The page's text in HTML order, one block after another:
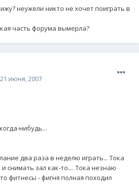
неужели никто не хочет поиграть в
часть форума вымерла?
21 июня, 2007
нибудь...
два раза в неделю играть... Тока
снимать зал как-то.... Тока незнаю
фитнесы - фигня полная походил